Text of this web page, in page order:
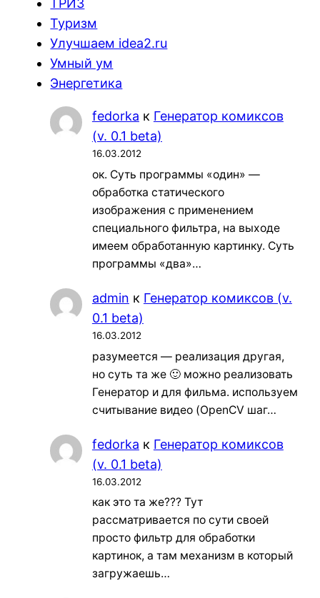
ТРИЗ
Туризм
Улучшаем idea2.ru
Умный ум
Энергетика
fedorka к Генератор комиксов
(v. 0.1 beta)
16.03.2012
ок. Суть программы «один» —
обработка статического
изображения с применением
специального фильтра, на выходе
имеем обработанную картинку. Суть
программы «два»…
admin к Генератор комиксов (v.
0.1 beta)
16.03.2012
разумеется — реализация другая,
но суть та же 🙂 можно реализовать
Генератор и для фильма. используем
считывание видео (OpenCV шаг…
fedorka к Генератор комиксов
(v. 0.1 beta)
16.03.2012
как это та же??? Тут
рассматривается по сути своей
просто фильтр для обработки
картинок, а там механизм в который
загружаешь…